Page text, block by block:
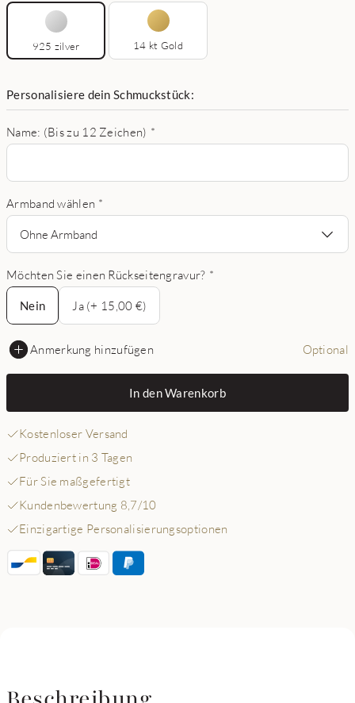
925 zilver 14 kt Gold
Personalisiere dein Schmuckstück:
Name: (Bis zu 12 Zeichen) *
Armband wählen *
Ohne Armband
Möchten Sie einen Rückseitengravur? *
Nein
Nein
Ja (+ 15,00 €)
Anmerkung hinzufügen Optional
In den Warenkorb
Kostenloser Versand
Produziert in 3 Tagen
Für Sie maßgefertigt
Kundenbewertung 8,7/10
Einzigartige Personalisierungsoptionen